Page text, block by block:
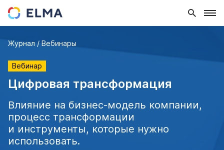
ELMA365
Журнал Вебинары
Вебинар
Цифровая трансформация
Влияние на бизнес-модель компании,
процесс трансформации
и инструменты, которые нужно
использовать.